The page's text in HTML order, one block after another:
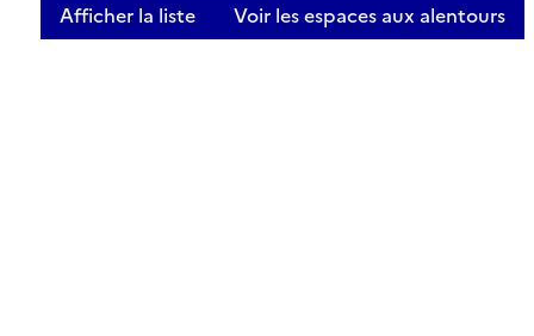
Afficher la liste Voir les espaces aux alentours